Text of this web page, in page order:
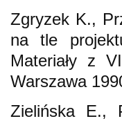
Zgryzek K.,
na tle
Materiały z
Warszawa
Zielińska E.,